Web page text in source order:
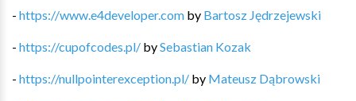
- https://www.e4developer.com by Bartosz Jędrzejewski
- https://cupofcodes.pl/ bySebastian Kozak
- https://nullpointerexception.pl/ by Mateusz Dąbrowski